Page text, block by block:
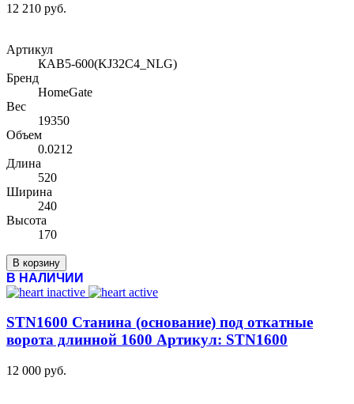
12 210 руб.
Артикул
КАВ5-600(KJ32C4_NLG)
Бренд
HomeGate
Вес
19350
Объем
0.0212
Длина
520
Ширина
240
Высота
170
В корзину
В НАЛИЧИИ
STN1600 Станина (основание) под откатные
ворота длинной 1600 Артикул: STN1600
12 000 руб.